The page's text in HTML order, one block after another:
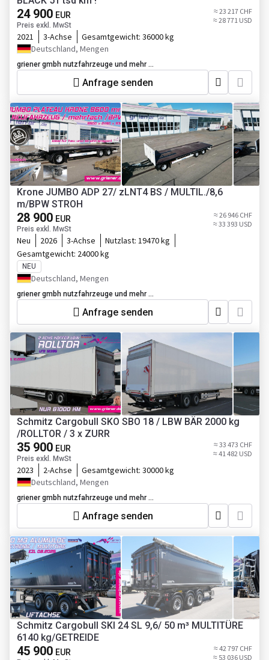
24 900 EUR
Preis exkl. MwSt
≈ 23 217 CHF
≈ 28 771 USD
2021 3-Achse Gesamtgewicht: 36000 kg
Deutschland, Mengen
griener gmbh nutzfahrzeuge und mehr ...
Anfrage senden
Krone JUMBO ADP 27/ zLNT4 BS / MULTIL./8,6
m/BPW STROH
28 900 EUR
Preis exkl. MwSt
≈ 26 946 CHF
≈ 33 393 USD
Neu 2026 3-Achse Nutzlast: 19470 kg
Gesamtgewicht: 24000 kg
NEU
Deutschland, Mengen
griener gmbh nutzfahrzeuge und mehr ...
Anfrage senden
Schmitz Cargobull SKO SBO 18 / LBW BÄR 2000 kg
/ROLLTOR / 3 x ZURR
35 900 EUR
Preis exkl. MwSt
≈ 33 473 CHF
≈ 41 482 USD
2023 2-Achse Gesamtgewicht: 30000 kg
Deutschland, Mengen
griener gmbh nutzfahrzeuge und mehr ...
Anfrage senden
Schmitz Cargobull SKI 24 SL 9,6/ 50 m³ MULTITÜRE
6140 kg/GETREIDE
45 900 EUR
≈ 42 797 CHF
≈ 53 036 USD